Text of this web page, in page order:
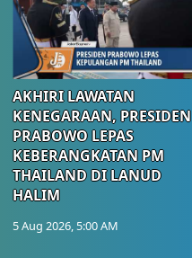
AKHIRI LAWATAN
KENEGARAAN, PRESIDEN
PRABOWO LEPAS
KEBERANGKATAN PM
THAILAND DI LANUD
HALIM
5 Aug 2026, 5:00 AM